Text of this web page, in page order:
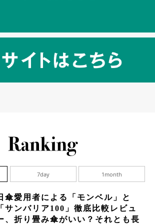
7day 1month
傘愛用者による「モンベル」と
「サンバリア100」徹底比較レビュ
、折り畳み傘がいい？それとも長